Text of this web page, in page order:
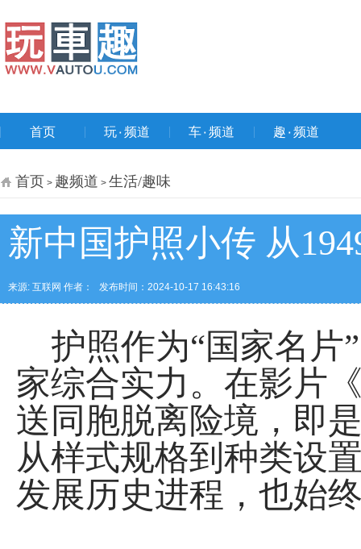
首页 玩۰频道 车۰频道 趣۰频道
首页 > 趣频道 > 生活/趣味
新中国护照小传 从
来源: 互联网 作者： 发布时间：2024-10-17 16:43:16
护照作为“国家名片
家综合实力。在影片
送同胞脱离险境，即
从样式规格到种类设
发展历史进程，也始